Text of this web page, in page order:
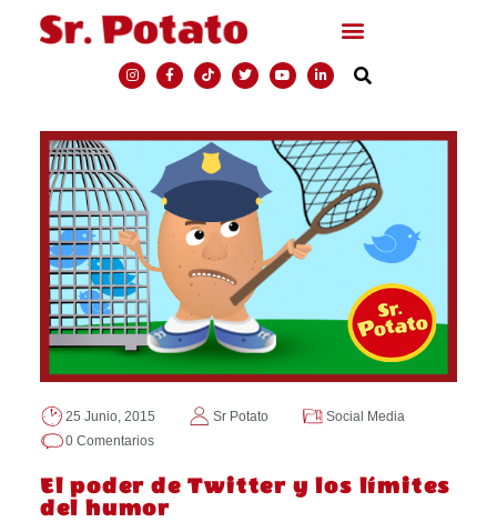
25 Junio, 2015 Sr Potato
Social Media
0 Comentarios
El poder de Twitter y los límites
del humor